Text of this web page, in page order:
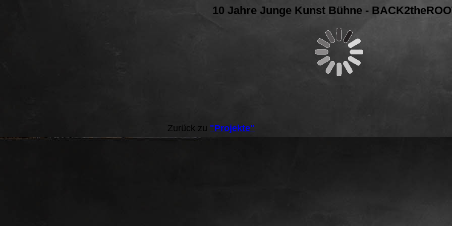
10 Jahre Junge Kunst Bühne -
Zurück zu "Projekte"